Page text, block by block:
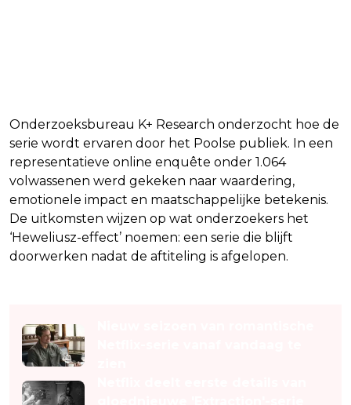
Onderzoeksbureau K+ Research onderzocht hoe de
serie wordt ervaren door het Poolse publiek. In een
representatieve online enquête onder 1.064
volwassenen werd gekeken naar waardering,
emotionele impact en maatschappelijke betekenis.
De uitkomsten wijzen op wat onderzoekers het
‘Heweliusz-effect’ noemen: een serie die blijft
doorwerken nadat de aftiteling is afgelopen.